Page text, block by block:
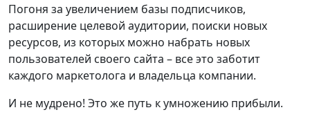
Погоня за увеличением базы подписчиков,
расширение целевой аудитории, поиски новых
ресурсов, из которых можно набрать новых
пользователей своего сайта – все это заботит
каждого маркетолога и владельца компании.
И не мудрено! Это же путь к умножению прибыли.